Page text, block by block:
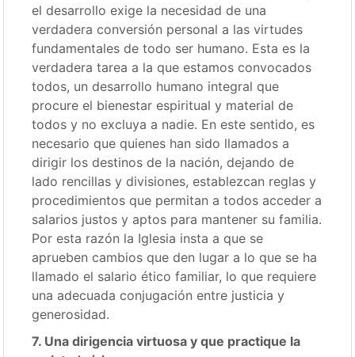
el desarrollo exige la necesidad de una
verdadera conversión personal a las virtudes
fundamentales de todo ser humano. Esta es la
verdadera tarea a la que estamos convocados
todos, un desarrollo humano integral que
procure el bienestar espiritual y material de
todos y no excluya a nadie. En este sentido, es
necesario que quienes han sido llamados a
dirigir los destinos de la nación, dejando de
lado rencillas y divisiones, establezcan reglas y
procedimientos que permitan a todos acceder a
salarios justos y aptos para mantener su familia.
Por esta razón la Iglesia insta a que se
aprueben cambios que den lugar a lo que se ha
llamado el salario ético familiar, lo que requiere
una adecuada conjugación entre justicia y
generosidad.
7. Una dirigencia virtuosa y que practique la